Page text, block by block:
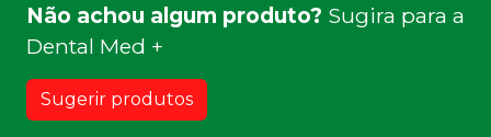
Não achou algum produto? Sugira para a
Dental Med +
Sugerir produtos